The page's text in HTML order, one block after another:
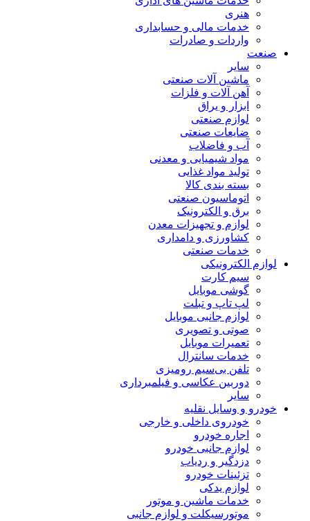
خدمات مالی و حسابداری
واردات و صادرات
ماشین آلات صنعتی
آهن آلات و فلزات
ابزار و یراق
لوازم صنعتی
ضایعات صنعتی
آب و فاضلاب
مواد شیمیایی و معدنی
تولید مواد غذایی
بسته بندی کالا
اتوماسیون صنعتی
برق و الکترونیک
لوازم و تجهیزات معدن
کشاورزی و دامداری
خدمات صنعتی
الکترونیکی
سیم کارت
گوشی موبایل
لپ تاپ و تبلت
لوازم جانبی موبایل
صوتی و تصویری
تعمیرات موبایل
خدمات سانترال
تلفن بی‌سیم رومیزی
دوربین عکاسی و فیلمبرداری
و وسایل نقلیه
خودروی داخلی و خارجی
اجاره خودرو
لوازم جانبی خودرو
دزدگیر و ردیاب
تزئینات خودرو
لوازم یدکی
خدمات ماشین و موتور
موتورسیکلت و لوازم جانبی